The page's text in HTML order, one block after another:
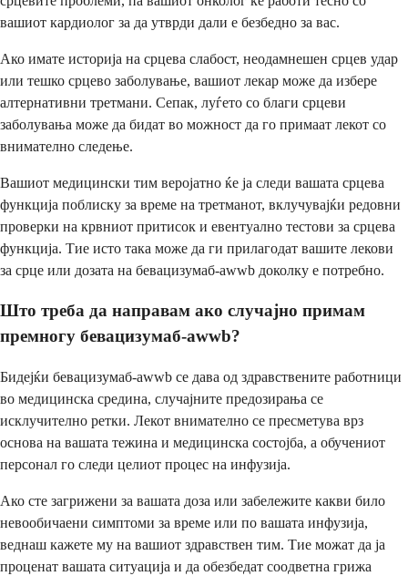
вашиот кардиолог за да утврди дали е безбедно за вас.
Ако имате историја на срцева слабост, неодамнешен срцев удар
или тешко срцево заболување, вашиот лекар може да избере
алтернативни третмани. Сепак, луѓето со благи срцеви
заболувања може да бидат во можност да го примаат лекот со
внимателно следење.
Вашиот медицински тим веројатно ќе ја следи вашата срцева
функција поблиску за време на третманот, вклучувајќи редовни
проверки на крвниот притисок и евентуално тестови за срцева
функција. Тие исто така може да ги прилагодат вашите лекови
за срце или дозата на бевацизумаб-awwb доколку е потребно.
Што треба да направам ако случајно примам
премногу бевацизумаб-awwb?
Бидејќи бевацизумаб-awwb се дава од здравствените работници
во медицинска средина, случајните предозирања се
исклучително ретки. Лекот внимателно се пресметува врз
основа на вашата тежина и медицинска состојба, а обучениот
персонал го следи целиот процес на инфузија.
Ако сте загрижени за вашата доза или забележите какви било
невообичаени симптоми за време или по вашата инфузија,
веднаш кажете му на вашиот здравствен тим. Тие можат да ја
проценат вашата ситуација и да обезбедат соодветна грижа